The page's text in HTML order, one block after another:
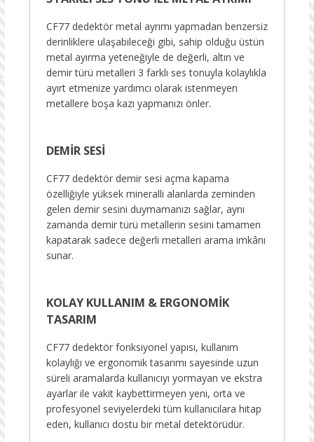
CF77 dedektör metal ayrımı yapmadan benzersiz
derinliklere ulaşabileceği gibi, sahip olduğu üstün
metal ayırma yeteneğiyle de değerli, altın ve
demir türü metalleri 3 farklı ses tonuyla kolaylıkla
ayırt etmenize yardımcı olarak istenmeyen
metallere boşa kazı yapmanızı önler.
DEMİR SESİ
CF77 dedektör demir sesi açma kapama
özelliğiyle yüksek mineralli alanlarda zeminden
gelen demir sesini duymamanızı sağlar, aynı
zamanda demir türü metallerin sesini tamamen
kapatarak sadece değerli metalleri arama imkânı
sunar.
KOLAY KULLANIM & ERGONOMİK
TASARIM
CF77 dedektör fonksiyonel yapısı, kullanım
kolaylığı ve ergonomik tasarımı sayesinde uzun
süreli aramalarda kullanıcıyı yormayan ve ekstra
ayarlar ile vakit kaybettirmeyen yeni, orta ve
profesyonel seviyelerdeki tüm kullanıcılara hitap
eden, kullanıcı dostu bir metal detektörüdür.